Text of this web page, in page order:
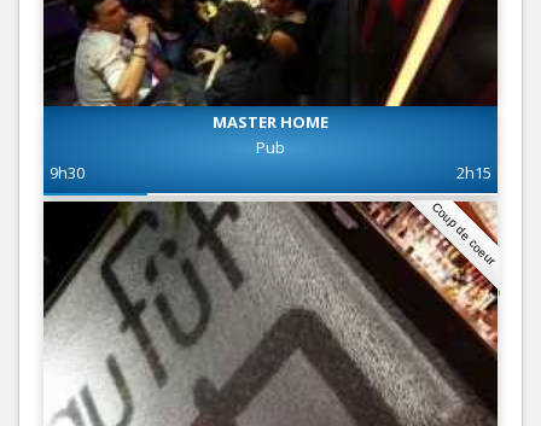
MASTER HOME
Pub
9h30
2h15
Coup de coeur